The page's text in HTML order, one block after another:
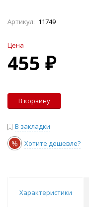
Артикул: 11749
Цена
455 ₽
В корзину
В закладки
% Хотите дешевле?
Характеристики